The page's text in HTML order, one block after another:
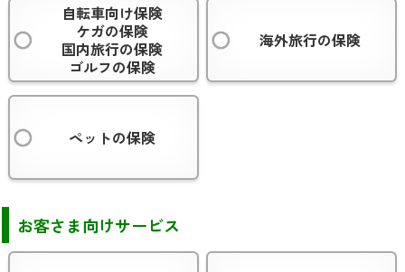
自転車向け保険
ケガの保険
国内旅行の保険
ゴルフの保険
海外旅行の保険
ペットの保険
お客さま向けサービス